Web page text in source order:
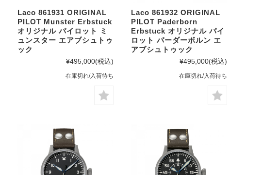
Laco 861931 ORIGINAL
PILOT Munster Erbstuck
オリジナル パイロット ミ
ュンスター エアブシュトゥ
ック
¥495,000(税込)
在庫切れ/入荷待ち
Laco 861932 ORIGINAL
PILOT Paderborn
Erbstuck オリジナル パイ
ロット パーダーボルン エ
アブシュトゥック
¥495,000(税込)
在庫切れ/入荷待ち